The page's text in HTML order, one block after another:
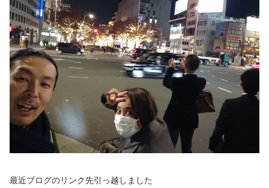
最近ブログのリンク先引っ越しました